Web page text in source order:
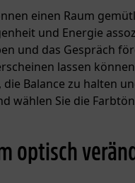
einen Raum
und Energie
und das Gespräch
lassen
Balance zu halten
wählen Sie die
optisch